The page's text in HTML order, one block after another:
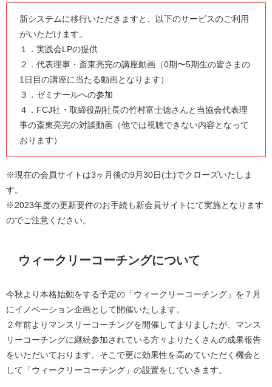
新システムに移行いただきますと、以下のサービスのご利用
がいただけます。
１．実践会LPの提供
２．代表理事・斎東亮完の講座動画（0期〜5期生の皆さまの
1日目の講座に当たる動画となります）
３．ゼミナールへの参加
４．FCJ社・取締役副社長の竹村富士徳さんと当協会代表理
事の斎東亮完の対談動画（他では視聴できない内容となって
おります）
※現在の会員サイトは3ヶ月後の9月30日(土)でクローズいたしま
す。
※2023年度の更新要件のお手続も新会員サイトにて実施となります
のでご注意ください。
ウィークリーコーチングについて
今秋より本格始動をする予定の「ウィークリーコーチング」を７月
にイノベーション企画として開催いたします。
２年前よりマンスリーコーチングを開催してまりましたが、マンス
リーコーチングに継続参加されている方々よりたくさんの成果報告
をいただいております。そこで更に効果性を高めていただく機会と
して「ウィークリーコーチング」の設置をしていきます。